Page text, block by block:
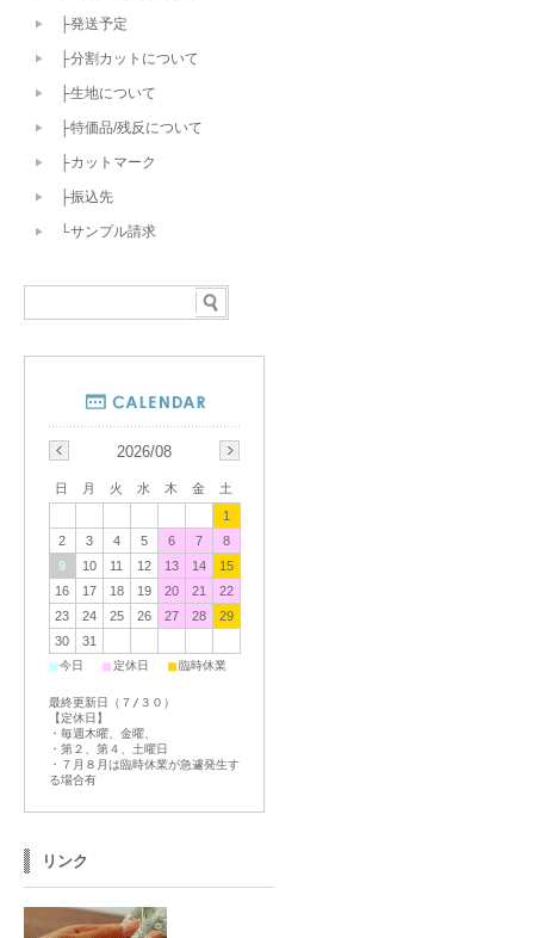
├発送予定
├分割カットについて
├生地について
├特価品/残反について
├カットマーク
├振込先
└サンプル請求
2026/08
日 月 火 水 木 金
土
1
2
3 4 5 6 7
8
9
10 11 12 13 14
15
16
17 18 19 20 21
22
23
24 25 26 27 28
29
30
31
■今日 ■定休日 ■臨時休業
最終更新日（７/３０）
【定休日】
・毎週木曜、金曜、
・第２、第４、土曜日
・７月８月は臨時休業が急遽発生す
る場合有
リンク